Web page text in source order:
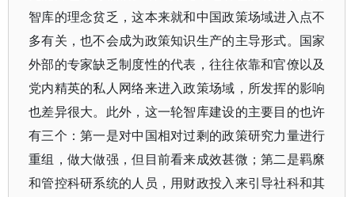
智库的理念贫乏，这本来就和中国政策场域进入点不
多有关，也不会成为政策知识生产的主导形式。国家
外部的专家缺乏制度性的代表，往往依靠和官僚以及
党内精英的私人网络来进入政策场域，所发挥的影响
也差异很大。此外，这一轮智库建设的主要目的也许
有三个：第一是对中国相对过剩的政策研究力量进行
重组，做大做强，但目前看来成效甚微；第二是羁縻
和管控科研系统的人员，用财政投入来引导社科和其